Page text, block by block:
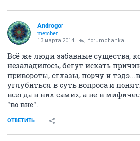
Androgor
member
13 марта 2014 forumchanka
Всё же люди забавные существа,
незаладилось, бегут искать
привороты, сглазы, порчу и
углубиться в суть вопроса и
всегда в них самих, а не в
"во вне".
ОТВЕТИТЬ